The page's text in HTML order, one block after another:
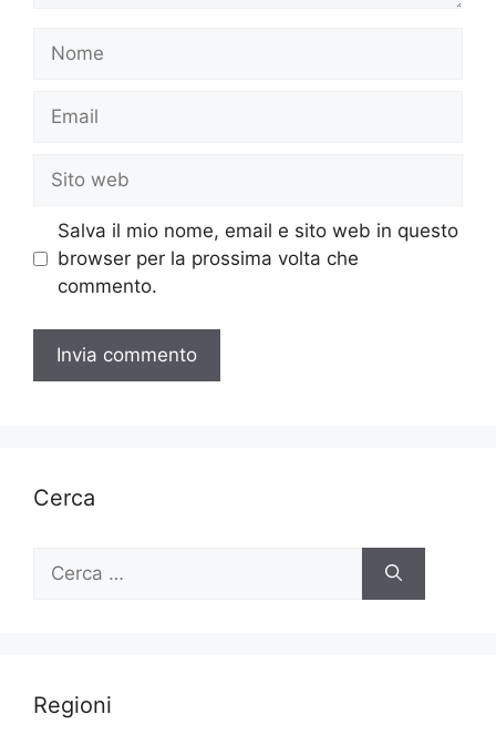
Nome
Email
Sito
web
Salva il mio nome, email e sito web in questo
browser per la prossima volta che
commento.
Cerca
per:
Regioni